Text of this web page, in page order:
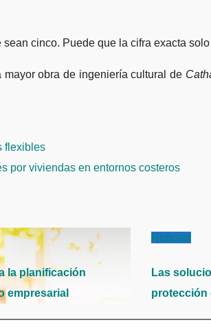
cinco. Puede que la cifra exacta
obra de ingeniería cultural de
flexibles
por viviendas en entornos costeros
la planificación
empresarial
Noticias
Las
protección